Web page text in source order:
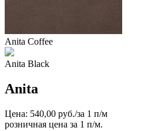
Anita Coffee
Anita Black
Anita
Цена: 540,00 руб./за 1 п/м
розничная цена за 1 п/м.